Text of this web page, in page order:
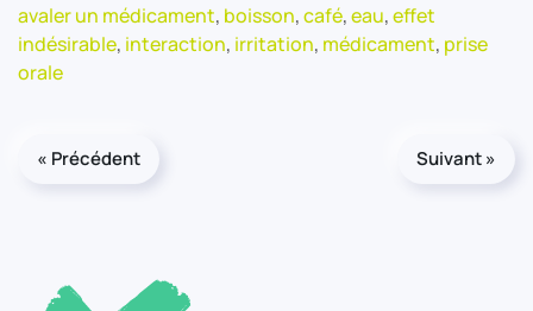
avaler un médicament, boisson,café,eau,effet
indésirable, interaction, irritation, médicament, prise
orale
« Précédent Suivant »